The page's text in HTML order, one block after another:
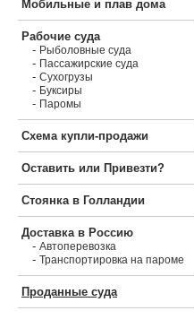
Мобильные и плав дома
Рабочие суда
- Рыболовные суда
- Пассажирские суда
- Сухогрузы
- Буксиры
- Паромы
Схема купли-продажи
Оставить или Привезти?
Стоянка в Голландии
Доставка в Россию
- Автоперевозка
- Транспортировка на пароме
Проданные суда